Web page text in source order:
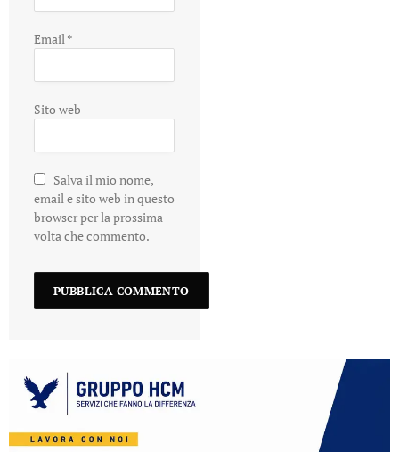
Email*
Sito web
Salva il mio nome,
email e sito web in questo
browser per la prossima
volta che commento.